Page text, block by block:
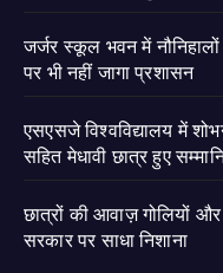
जर्जर स्कूल भवन में
पर भी नहीं जागा प्रशासन
एसएसजे विश्वविद्यालय में
सहित मेधावी छात्र हुए
छात्रों की आवाज़ गोलियों
सरकार पर साधा निशाना